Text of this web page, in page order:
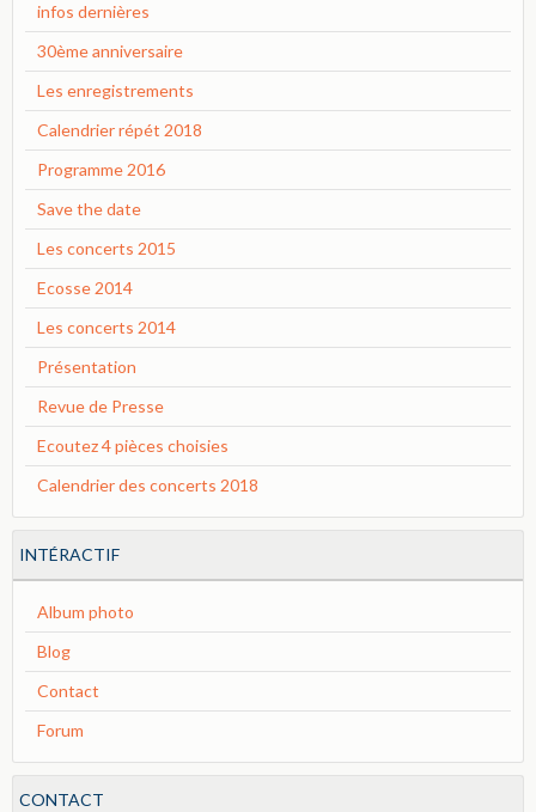
infos dernières
30ème anniversaire
Les enregistrements
Calendrier répét 2018
Programme 2016
Save the date
Les concerts 2015
Ecosse 2014
Les concerts 2014
Présentation
Revue de Presse
Ecoutez 4 pièces choisies
Calendrier des concerts 2018
INTÉRACTIF
Album photo
Blog
Contact
Forum
CONTACT